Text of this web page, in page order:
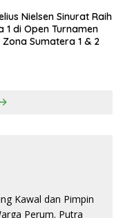
Nielsen Sinurat Raih
1 di Open Turnamen
Zona Sumatera 1 & 2